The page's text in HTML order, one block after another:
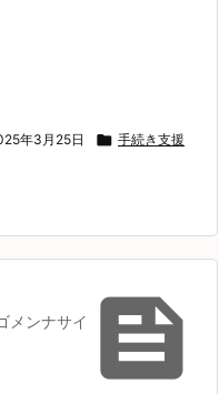
年3月25日  手続き支援

メンナサイ